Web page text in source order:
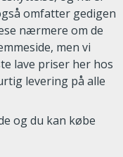
omfatter gedigen
nærmere om de
men vi
lave priser her hos
levering på alle
og du kan købe